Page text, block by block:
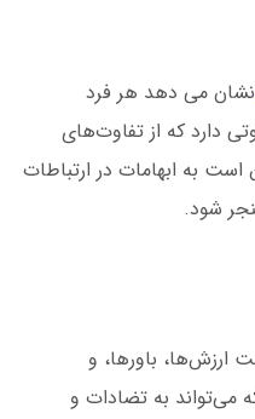
نشان می دهد هر فرد
دارد که از تفاوت‌های
به ابهامات در ارتباطات
شود.
باورها، و
می‌تواند به تضادات و